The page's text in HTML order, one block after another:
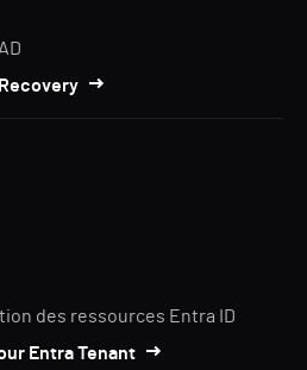
des ressources Entra ID
Entra Tenant